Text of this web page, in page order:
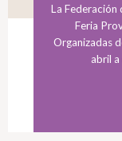
La Federación
Feria
Organizadas
abril